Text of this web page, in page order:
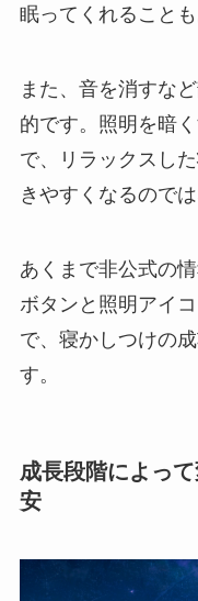
眠ってくれることも
また、音を消すな
的です。照明を暗
で、リラックスし
きやすくなるので
あくまで非公式の
ボタンと照明アイ
で、寝かしつけの
す。
成長段階によっ
安